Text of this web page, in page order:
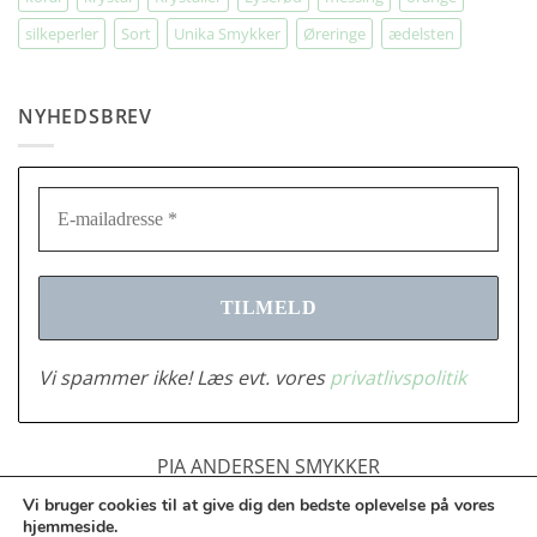
silkeperler
Sort Unika Smykker Øreringe ædelsten
NYHEDSBREV
Vi spammer ikke! Læs evt. voresprivatlivspolitik
PIA ANDERSEN SMYKKER
Tlf.: 2683378 | CVR: 28916701 |
Vi bruger cookies til at give dig den bedste oplevelse på vores
hjemmeside.